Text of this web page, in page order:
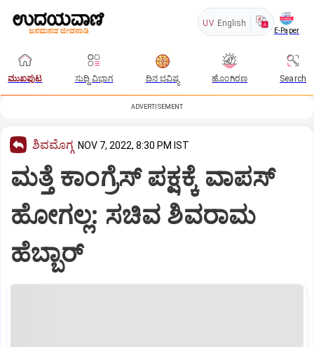
UV English
E-Paper
ಮುಖಪುಟ ಸುದ್ದಿ ವಿಭಾಗ ದಿನ ಭವಿಷ್ಯ ಹೊಂಗಿರಣ Search
ADVERTISEMENT
ಶಿವಮೊಗ್ಗ NOV 7, 2022, 8:30 PM IST
ಮತ್ತೆ ಕಾಂಗ್ರೆಸ್‌ ಪಕ್ಷಕ್ಕೆ ವಾಪಸ್‌
ಹೋಗಲ್ಲ: ಸಚಿವ ಶಿವರಾಮ
ಹೆಬ್ಬಾರ್